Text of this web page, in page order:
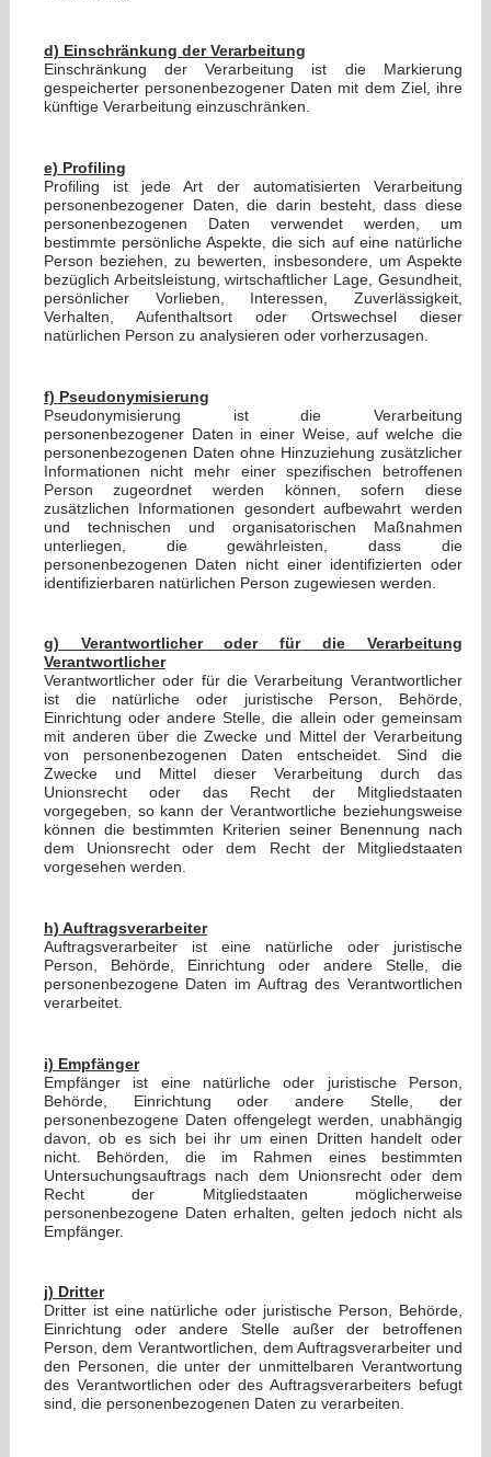
d) Einschränkung der Verarbeitung
Einschränkung der Verarbeitung ist die Markierung
gespeicherter personenbezogener Daten mit dem Ziel, ihre
künftige Verarbeitung einzuschränken.
e) Profiling
Profiling ist jede Art der automatisierten Verarbeitung
personenbezogener Daten, die darin besteht, dass diese
personenbezogenen Daten verwendet werden, um
bestimmte persönliche Aspekte, die sich auf eine natürliche
Person beziehen, zu bewerten, insbesondere, um Aspekte
bezüglich Arbeitsleistung, wirtschaftlicher Lage, Gesundheit,
persönlicher Vorlieben, Interessen, Zuverlässigkeit,
Verhalten, Aufenthaltsort oder Ortswechsel dieser
natürlichen Person zu analysieren oder vorherzusagen.
f) Pseudonymisierung
Pseudonymisierung ist die Verarbeitung
personenbezogener Daten in einer Weise, auf welche die
personenbezogenen Daten ohne Hinzuziehung zusätzlicher
Informationen nicht mehr einer spezifischen betroffenen
Person zugeordnet werden können, sofern diese
zusätzlichen Informationen gesondert aufbewahrt werden
und technischen und organisatorischen Maßnahmen
unterliegen, die gewährleisten, dass die
personenbezogenen Daten nicht einer identifizierten oder
identifizierbaren natürlichen Person zugewiesen werden.
g) Verantwortlicher oder für die Verarbeitung
Verantwortlicher
Verantwortlicher oder für die Verarbeitung Verantwortlicher
ist die natürliche oder juristische Person, Behörde,
Einrichtung oder andere Stelle, die allein oder gemeinsam
mit anderen über die Zwecke und Mittel der Verarbeitung
von personenbezogenen Daten entscheidet. Sind die
Zwecke und Mittel dieser Verarbeitung durch das
Unionsrecht oder das Recht der Mitgliedstaaten
vorgegeben, so kann der Verantwortliche beziehungsweise
können die bestimmten Kriterien seiner Benennung nach
dem Unionsrecht oder dem Recht der Mitgliedstaaten
vorgesehen werden.
h) Auftragsverarbeiter
Auftragsverarbeiter ist eine natürliche oder juristische
Person, Behörde, Einrichtung oder andere Stelle, die
personenbezogene Daten im Auftrag des Verantwortlichen
verarbeitet.
i) Empfänger
Empfänger ist eine natürliche oder juristische Person,
Behörde, Einrichtung oder andere Stelle, der
personenbezogene Daten offengelegt werden, unabhängig
davon, ob es sich bei ihr um einen Dritten handelt oder
nicht. Behörden, die im Rahmen eines bestimmten
Untersuchungsauftrags nach dem Unionsrecht oder dem
Recht der Mitgliedstaaten möglicherweise
personenbezogene Daten erhalten, gelten jedoch nicht als
Empfänger.
j) Dritter
Dritter ist eine natürliche oder juristische Person, Behörde,
Einrichtung oder andere Stelle außer der betroffenen
Person, dem Verantwortlichen, dem Auftragsverarbeiter und
den Personen, die unter der unmittelbaren Verantwortung
des Verantwortlichen oder des Auftragsverarbeiters befugt
sind, die personenbezogenen Daten zu verarbeiten.